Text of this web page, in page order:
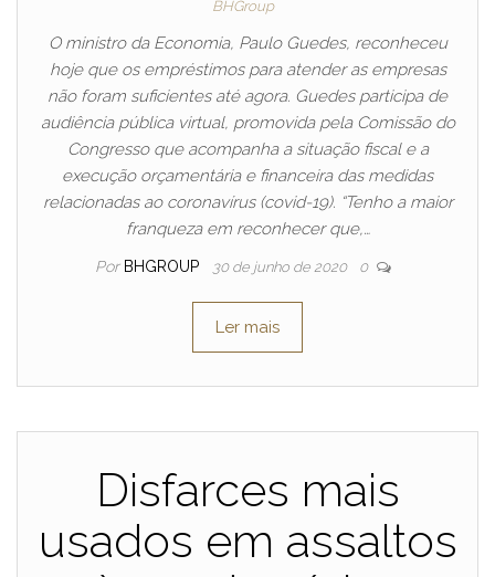
BHGroup
O ministro da Economia, Paulo Guedes, reconheceu
hoje que os empréstimos para atender as empresas
não foram suficientes até agora. Guedes participa de
audiência pública virtual, promovida pela Comissão do
Congresso que acompanha a situação fiscal e a
execução orçamentária e financeira das medidas
relacionadas ao coronavírus (covid-19). “Tenho a maior
franqueza em reconhecer que,…
Por BHGROUP 30 de junho de 2020 0
Ler mais
Disfarces mais
usados em assaltos